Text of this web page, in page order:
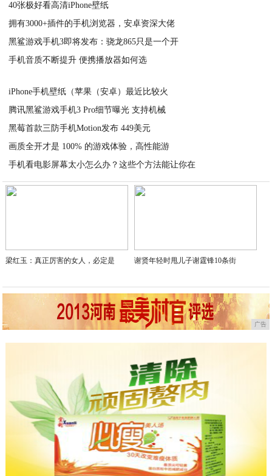
40张极好看高清iPhone壁纸
拥有3000+插件的手机浏览器，安卓资深大佬
黑鲨游戏手机3即将发布：骁龙865只是一个开
手机音质不断提升 便携播放器如何选
iPhone手机壁纸（苹果（安卓）最近比较火
腾讯黑鲨游戏手机3 Pro细节曝光 支持机械
黑莓首款三防手机Motion发布 449美元
画质全开才是 100% 的游戏体验，高性能游
手机看电影屏幕太小怎么办？这些个方法能让你在
2020-05-08
梁红玉：真正厉害的女人，必定是 谢贤年轻时甩儿子谢霆锋10条街
广告